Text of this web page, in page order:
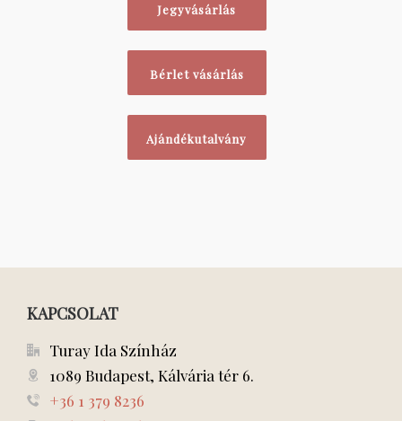
Jegyvásárlás
Bérlet vásárlás
Ajándékutalvány
KAPCSOLAT
Turay Ida Színház
1089 Budapest, Kálvária tér 6.
+36 1 379 8236